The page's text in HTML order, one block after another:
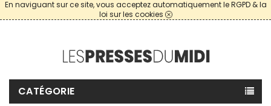
En naviguant sur ce site, vous acceptez automatiquement le RGPD & la
loi sur les cookies
CATÉGORIE